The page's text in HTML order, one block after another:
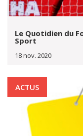
Le Quotidien du
Sport
18 nov. 2020
ACTUS